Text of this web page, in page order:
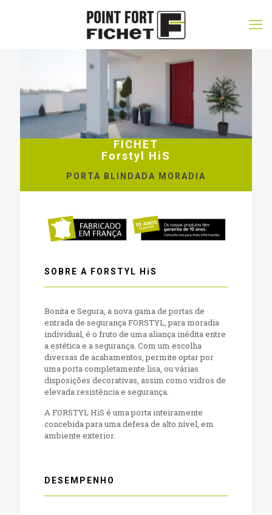
FICHET
Forstyl HiS
PORTA BLINDADA MORADIA
SOBRE A FORSTYL HiS
Bonita e Segura, a nova gama de portas de
entrada de segurança FORSTYL, para moradia
individual, é o fruto de uma aliança inédita entre
a estética e a segurança. Com um escolha
diversas de acabamentos, permite optar por
uma porta completamente lisa, ou várias
disposições decorativas, assim como vidros de
elevada resistência e segurança.
A FORSTYL HiS é uma porta inteiramente
concebida para uma defesa de alto nível, em
ambiente exterior.
DESEMPENHO